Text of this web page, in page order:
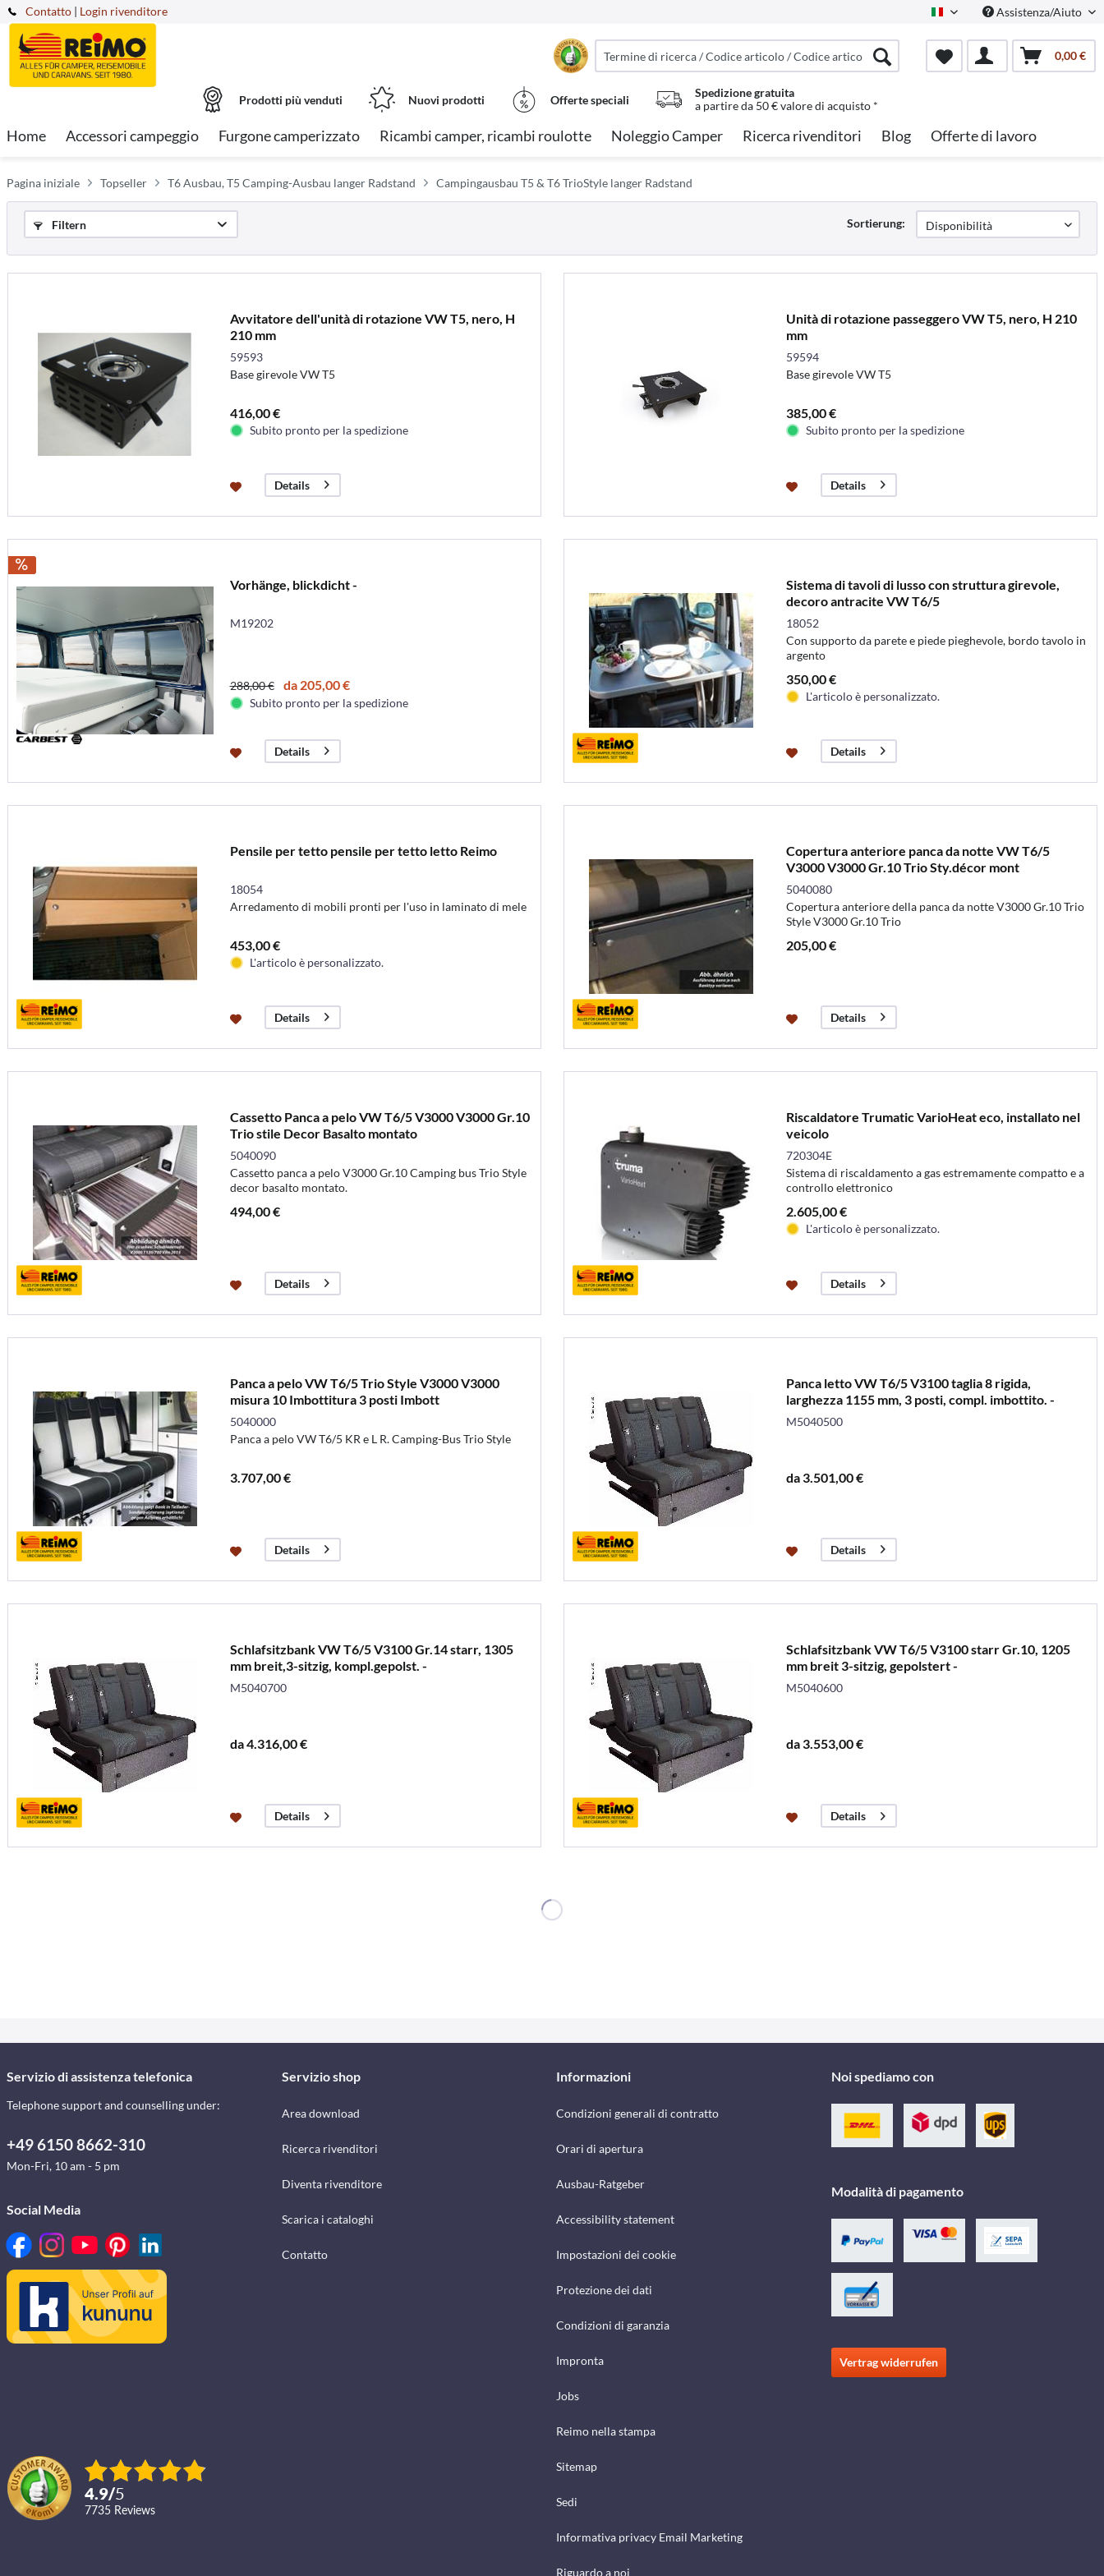
Contatto Italian Assistenza/Aiuto
| Login rivenditore
0,00 €
Prodotti più venduti Nuovi prodotti Offerte speciali
Spedizione gratuita
a partire da 50 € valore di acquisto *
Home Accessori campeggio Furgone camperizzato Ricambi camper, ricambi roulotte Noleggio Camper Ricerca rivenditori Blog Offerte di lavoro
Pagina iniziale Topseller T6 Ausbau, T5 Camping-Ausbau langer Radstand Campingausbau T5 & T6 TrioStyle langer Radstand
Filtern Sortierung:
Avvitatore dell'unità di rotazione VW T5, nero, H
210 mm
59593
Base girevole VW T5
416,00 €
Subito pronto per la spedizione
Details
Unità di rotazione passeggero VW T5, nero, H 210
mm
59594
Base girevole VW T5
385,00 €
Subito pronto per la spedizione
Details
Vorhänge, blickdicht -
M19202
288,00 € da 205,00 €
Subito pronto per la spedizione
Details
Sistema di tavoli di lusso con struttura girevole,
decoro antracite VW T6/5
18052
Con supporto da parete e piede pieghevole, bordo tavolo in
argento
350,00 €
L'articolo è personalizzato.
Details
Pensile per tetto pensile per tetto letto Reimo
18054
Arredamento di mobili pronti per l'uso in laminato di mele
453,00 €
L'articolo è personalizzato.
Details
Copertura anteriore panca da notte VW T6/5
V3000 V3000 Gr.10 Trio Sty.décor mont
5040080
Copertura anteriore della panca da notte V3000 Gr.10 Trio
Style V3000 Gr.10 Trio
205,00 €
Details
Cassetto Panca a pelo VW T6/5 V3000 V3000 Gr.10
Trio stile Decor Basalto montato
5040090
Cassetto panca a pelo V3000 Gr.10 Camping bus Trio Style
decor basalto montato.
494,00 €
Details
Riscaldatore Trumatic VarioHeat eco, installato nel
veicolo
720304E
Sistema di riscaldamento a gas estremamente compatto e a
controllo elettronico
2.605,00 €
L'articolo è personalizzato.
Details
Panca a pelo VW T6/5 Trio Style V3000 V3000
misura 10 Imbottitura 3 posti Imbott
5040000
Panca a pelo VW T6/5 KR e L R. Camping-Bus Trio Style
3.707,00 €
Details
Panca letto VW T6/5 V3100 taglia 8 rigida,
larghezza 1155 mm, 3 posti, compl. imbottito. -
M5040500
da 3.501,00 €
Details
Schlafsitzbank VW T6/5 V3100 Gr.14 starr, 1305
mm breit,3-sitzig, kompl.gepolst. -
M5040700
da 4.316,00 €
Details
Schlafsitzbank VW T6/5 V3100 starr Gr.10, 1205
mm breit 3-sitzig, gepolstert -
M5040600
da 3.553,00 €
Details
Servizio di assistenza telefonica
Telephone support and counselling under:
+49 6150 8662-310
Mon-Fri, 10 am - 5 pm
Social Media
4.9/5
7735 reviews
Servizio shop
Area download
Ricerca rivenditori
Diventa rivenditore
Scarica i cataloghi
Contatto
Informazioni
Condizioni generali di contratto
Orari di apertura
Ausbau-Ratgeber
Accessibility statement
Impostazioni dei cookie
Protezione dei dati
Condizioni di garanzia
Impronta
Jobs
Reimo nella stampa
Sitemap
Sedi
Informativa privacy Email Marketing
Riguardo a noi
Noi spediamo con
Modalità di pagamento
Vertrag widerrufen